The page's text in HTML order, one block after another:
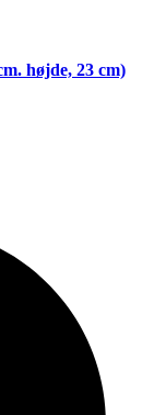
højde, 23 cm)